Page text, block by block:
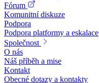
Fórum
Komunitní diskuze
Podpora
Podpora platformy a eskalace
Společnost
O nás
Náš příběh a mise
Kontakt
Obecné dotazy a kontakty